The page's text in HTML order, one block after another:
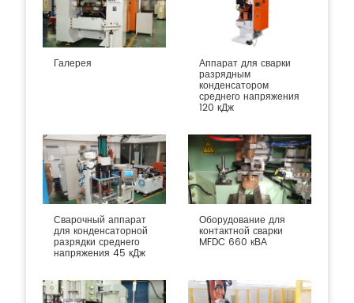
Галерея Аппарат для сварки
разрядным
конденсатором
среднего напряжения
120 кДж
Сварочный аппарат
для конденсаторной
разрядки среднего
напряжения 45 кДж
Оборудование для
контактной сварки
MFDC 660 кВА